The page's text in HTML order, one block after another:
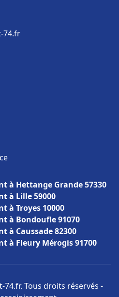
74.fr
à Hettange Grande 57330
à Lille 59000
à Troyes 10000
à Bondoufle 91070
à Caussade 82300
à Fleury Mérogis 91700
74.fr. Tous droits réservés -